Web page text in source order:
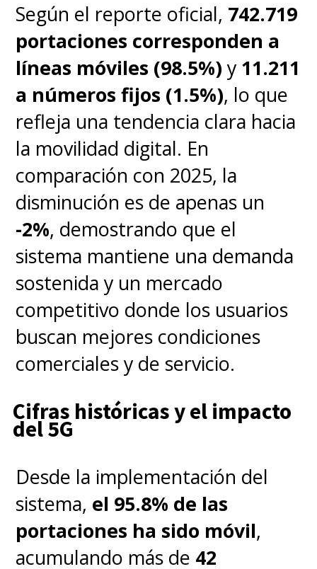
Según el reporte oficial, 742.719
portaciones corresponden a
líneas móviles (98.5%) y 11.211
a números fijos (1.5%), lo que
refleja una tendencia clara hacia
la movilidad digital. En
comparación con 2025, la
disminución es de apenas un
-2%, demostrando que el
sistema mantiene una demanda
sostenida y un mercado
competitivo donde los usuarios
buscan mejores condiciones
comerciales y de servicio.
Cifras históricas y el impacto
del 5G
Desde la implementación del
sistema, el 95.8% de las
portaciones ha sido móvil,
acumulando más de 42